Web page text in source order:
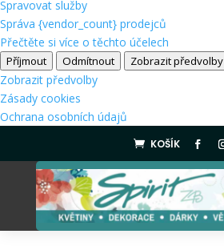
Spravovat služby
Správa {vendor_count} prodejců
Přečtěte si více o těchto účelech
Příjmout Odmítnout Zobrazit předvolby
Zobrazit předvolby
Zásady cookies
Ochrana osobních údajů
 KOŠÍK